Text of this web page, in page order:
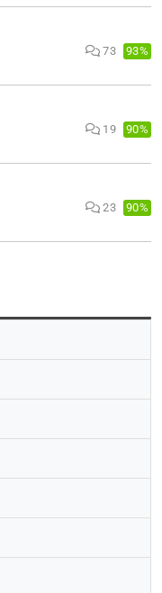
73 93%
19 90%
23 90%